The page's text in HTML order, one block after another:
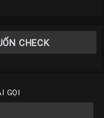
CHECK
GỌI